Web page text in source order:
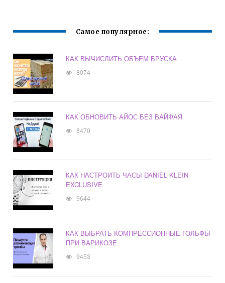
Самое популярное:
КАК ВЫЧИСЛИТЬ ОБЪЕМ БРУСКА
8074
КАК ОБНОВИТЬ АЙОС БЕЗ ВАЙФАЯ
8470
КАК НАСТРОИТЬ ЧАСЫ DANIEL KLEIN
EXCLUSIVE
9644
КАК ВЫБРАТЬ КОМПРЕССИОННЫЕ ГОЛЬФЫ
ПРИ ВАРИКОЗЕ
9453